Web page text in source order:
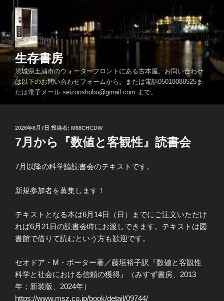
ン
ツ
生存書房
茨城県土浦市のウォーターフロントにある古本屋。お問い合わせ
は以下のお問い合わせフォームから。または電話05018088525ま
たは電子メール seizonshobo@gmail.com まで。
投
稿
日:
2026年6月7日 投稿者: M88CHCDW
7月から『数値と客観性』読書会
7月以降の科学論読書会のテキストです。
新規参加者を募集します！
テキストとなる本は6月14日（日）までにご注文いただけ
れば6月21日の読書会時にお渡しできます。テキストは図
書館で借りて読むという方も歓迎です。
セオドア・M・ポーター著／藤垣裕子訳『数値と客観性
科学と社会における信頼の獲得』（みすず書房、2013
年；新装版、2024年）
https://www.msz.co.jp/book/detail/09744/